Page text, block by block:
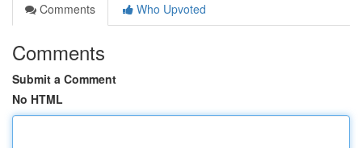
Comments
Who Upvoted
Comments
Submit a Comment
No HTML